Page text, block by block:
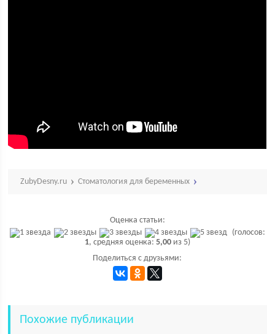
ZubyDesny.ru Стоматология для беременных
Оценка статьи:
(голосов:
1, средняя оценка: 5,00из 5)
Поделиться с друзьями:
Похожие публикации